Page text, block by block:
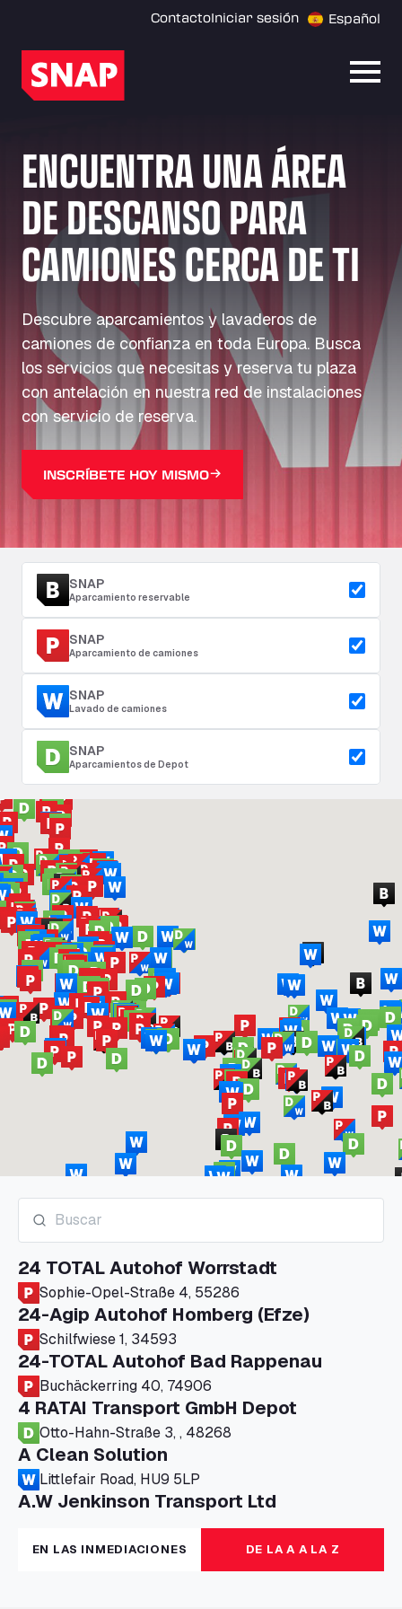
ContactoIniciar sesión Español
ENCUENTRA UNA ÁREA
DE DESCANSO PARA
CAMIONES CERCA DE TI
Descubre aparcamientos y lavaderos de
camiones de confianza en toda Europa. Busca
los servicios que necesitas y reserva tu plaza
con antelación en nuestra red de instalaciones
con servicio de reserva.
INSCRÍBETE HOY MISMO
SNAP
Aparcamiento reservable
SNAP
Aparcamiento de camiones
SNAP
Lavado de camiones
SNAP
Aparcamientos de Depot
24 TOTAL Autohof Worrstadt
Sophie-Opel-Straße 4, 55286
24-Agip Autohof Homberg (Efze)
Schilfwiese 1, 34593
24-TOTAL Autohof Bad Rappenau
Buchäckerring 40, 74906
4 RATAI Transport GmbH Depot
Otto-Hahn-Straße 3, , 48268
A Clean Solution
Littlefair Road, HU9 5LP
A.W Jenkinson Transport Ltd
Progress House, ME11 5GA
A+G Nettetal - Depot Parking
Am Panneschopp 7, 41334
EN LAS INMEDIACIONES DE LA A A LA Z